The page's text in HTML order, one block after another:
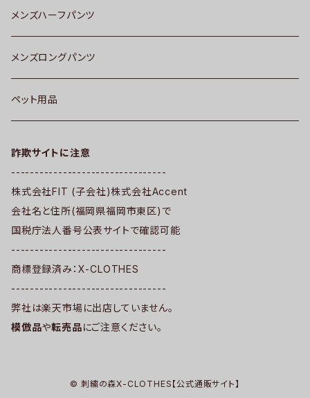
メンズハーフパンツ
メンズロングパンツ
ペット用品
詐欺サイトに注意
---------------------------------
株式会社FIT (子会社)株式会社Accent
会社名と住所(福岡県福岡市東区)で
国税庁法人番号公表サイトで確認可能
---------------------------------
商標登録済み：X-CLOTHES
---------------------------------
弊社は楽天市場に出店していません。
模倣品や転売品にご注意ください。
© 刺繍の森X-CLOTHES【公式通販サイト】